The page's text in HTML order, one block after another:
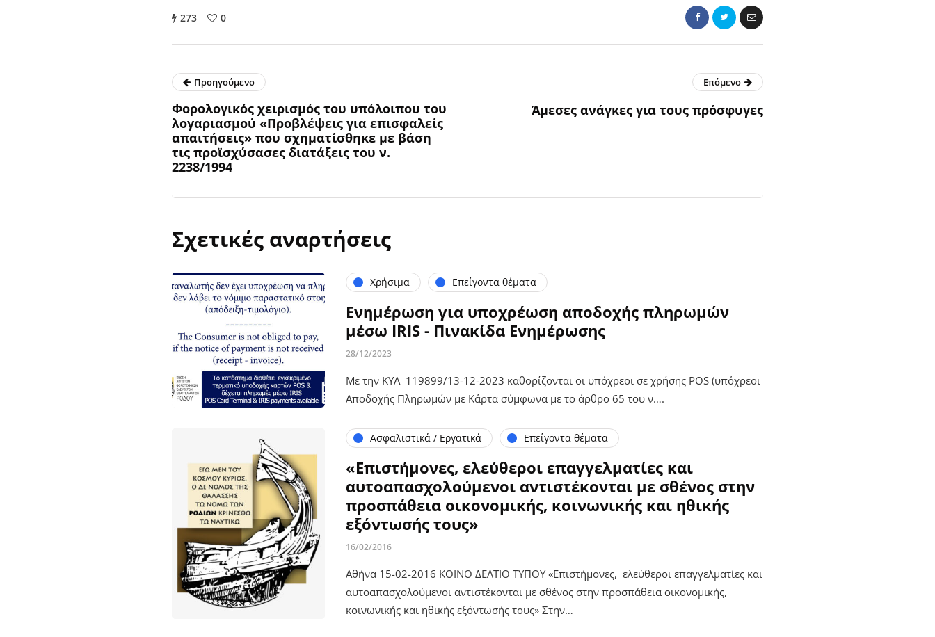
273 0
Προηγούμενο
Φορολογικός χειρισμός του υπόλοιπου του
λογαριασμού «Προβλέψεις για επισφαλείς
απαιτήσεις» που σχηματίσθηκε με βάση
τις προϊσχύσασες διατάξεις του ν.
2238/1994
Επόμενο
Άμεσες ανάγκες για τους πρόσφυγες
Σχετικές αναρτήσεις
Χρήσιμα Επείγοντα θέματα
Ενημέρωση για υποχρέωση αποδοχής πληρωμών
μέσω IRIS - Πινακίδα Ενημέρωσης
28/12/2023
Με την ΚΥΑ 119899/13-12-2023 καθορίζονται οι υπόχρεοι σε χρήσης POS (υπόχρεοι
Αποδοχής Πληρωμών με Κάρτα σύμφωνα με το άρθρο 65 του ν….
Ασφαλιστικά / Εργατικά Επείγοντα θέματα
«Επιστήμονες, ελεύθεροι επαγγελματίες και
αυτοαπασχολούμενοι αντιστέκονται με σθένος στην
προσπάθεια οικονομικής, κοινωνικής και ηθικής
εξόντωσής τους»
16/02/2016
Αθήνα 15-02-2016 ΚΟΙΝΟ ΔΕΛΤΙΟ ΤΥΠΟΥ «Επιστήμονες, ελεύθεροι επαγγελματίες και
αυτοαπασχολούμενοι αντιστέκονται με σθένος στην προσπάθεια οικονομικής,
κοινωνικής και ηθικής εξόντωσής τους» Στην…